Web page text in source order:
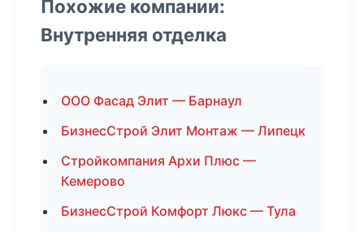
Похожие компании:
Внутренняя отделка
ООО Фасад Элит — Барнаул
БизнесСтрой Элит Монтаж — Липецк
Стройкомпания Архи Плюс —
Кемерово
БизнесСтрой Комфорт Люкс — Тула